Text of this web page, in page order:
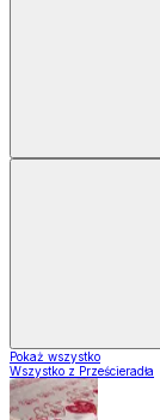
Pokaż wszystko
Wszystko z Prześcieradła